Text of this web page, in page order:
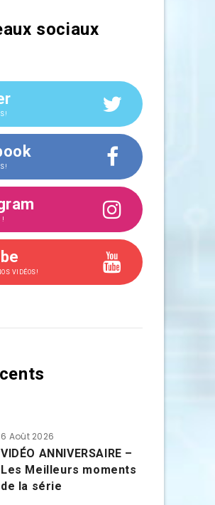
sociaux
!
VIDÉOS!
6 Août 2026
VIDÉO ANNIVERSAIRE –
Les Meilleurs moments
de la série